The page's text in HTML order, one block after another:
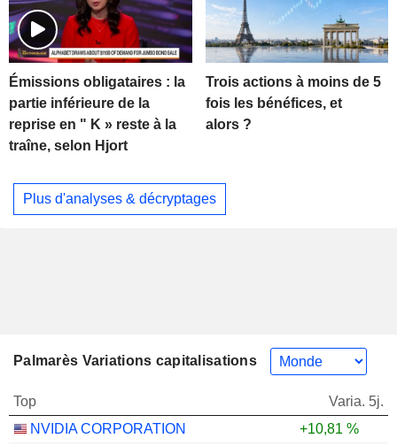
Émissions obligataires : la
partie inférieure de la
reprise en " K » reste à la
traîne, selon Hjort
Trois actions à moins de 5
fois les bénéfices, et
alors ?
Plus d'analyses & décryptages
Palmarès Variations capitalisations
Top
Varia. 5j.
NVIDIA CORPORATION
+10,81 %